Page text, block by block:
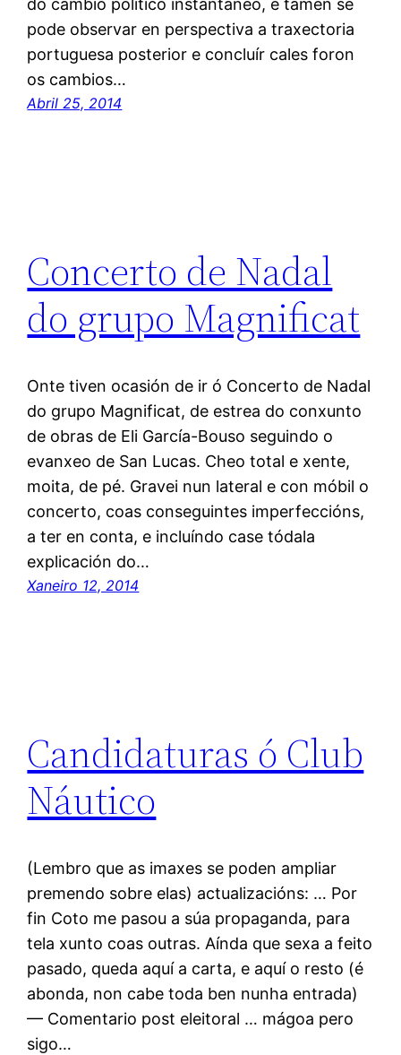
do cambio político instantáneo, e tamén se
pode observar en perspectiva a traxectoria
portuguesa posterior e concluír cales foron
os cambios…
Abril 25, 2014
Concerto de Nadal
do grupo Magnificat
Onte tiven ocasión de ir ó Concerto de Nadal
do grupo Magnificat, de estrea do conxunto
de obras de Eli García-Bouso seguindo o
evanxeo de San Lucas. Cheo total e xente,
moita, de pé. Gravei nun lateral e con móbil o
concerto, coas conseguintes imperfeccións,
a ter en conta, e incluíndo case tódala
explicación do…
Xaneiro 12, 2014
Candidaturas ó Club
Náutico
(Lembro que as imaxes se poden ampliar
premendo sobre elas) actualizacións: … Por
fin Coto me pasou a súa propaganda, para
tela xunto coas outras. Aínda que sexa a feito
pasado, queda aquí a carta, e aquí o resto (é
abonda, non cabe toda ben nunha entrada)
— Comentario post eleitoral … mágoa pero
sigo…